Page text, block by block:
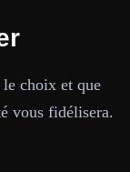
le choix et que
vous fidélisera.